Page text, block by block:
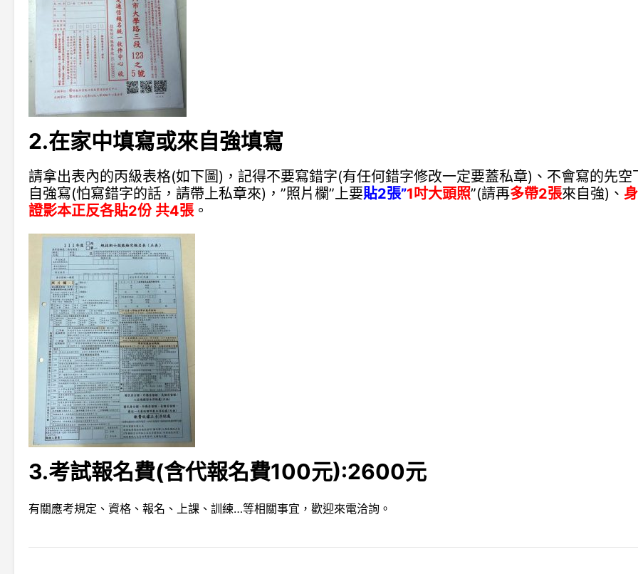
2.在家中填寫或來自強填寫
請拿出表內的丙級表格(如下圖)，記得不要寫錯字(有任何錯字修改一定要蓋私章)、不會寫的先空
自強寫(怕寫錯字的話，請帶上私章來)，”照片欄”上要貼2張”1吋大頭照”(請再多帶2張來自強)、
證影本正反各貼2份 共4張。
3.考試報名費(含代報名費100元):2600元
有關應考規定、資格、報名、上課、訓練…等相關事宜，歡迎來電洽詢。